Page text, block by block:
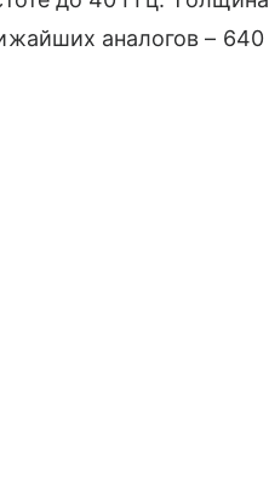
аналогов – 640